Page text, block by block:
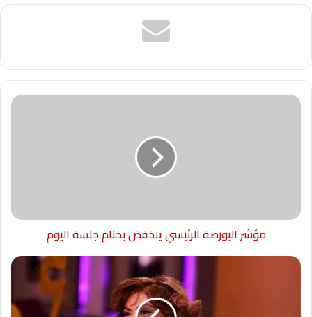
مؤشر البورصة الرئيسي ينخفض بختام جلسة اليوم